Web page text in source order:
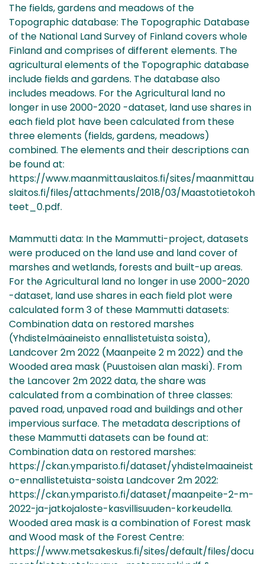
The fields, gardens and meadows of the
Topographic database: The Topographic Database
of the National Land Survey of Finland covers whole
Finland and comprises of different elements. The
agricultural elements of the Topographic database
include fields and gardens. The database also
includes meadows. For the Agricultural land no
longer in use 2000-2020 -dataset, land use shares in
each field plot have been calculated from these
three elements (fields, gardens, meadows)
combined. The elements and their descriptions can
be found at:
https://www.maanmittauslaitos.fi/sites/maanmittau
slaitos.fi/files/attachments/2018/03/Maastotietokoh
teet_0.pdf.
Mammutti data: In the Mammutti-project, datasets
were produced on the land use and land cover of
marshes and wetlands, forests and built-up areas.
For the Agricultural land no longer in use 2000-2020
-dataset, land use shares in each field plot were
calculated form 3 of these Mammutti datasets:
Combination data on restored marshes
(Yhdistelmäaineisto ennallistetuista soista),
Landcover 2m 2022 (Maanpeite 2 m 2022) and the
Wooded area mask (Puustoisen alan maski). From
the Lancover 2m 2022 data, the share was
calculated from a combination of three classes:
paved road, unpaved road and buildings and other
impervious surface. The metadata descriptions of
these Mammutti datasets can be found at:
Combination data on restored marshes:
https://ckan.ymparisto.fi/dataset/yhdistelmaaineist
o-ennallistetuista-soista Landcover 2m 2022:
https://ckan.ymparisto.fi/dataset/maanpeite-2-m-
2022-ja-jatkojaloste-kasvillisuuden-korkeudella.
Wooded area mask is a combination of Forest mask
and Wood mask of the Forest Centre:
https://www.metsakeskus.fi/sites/default/files/docu